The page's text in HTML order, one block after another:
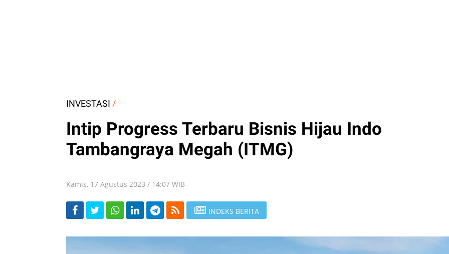
INVESTASI /
Intip Progress Terbaru Bisnis Hijau Indo
Tambangraya Megah (ITMG)
Kamis, 17 Agustus 2023 / 14:07 WIB
INDEKS BERITA